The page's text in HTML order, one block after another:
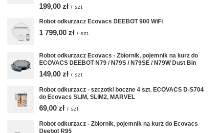
199,00 zł / szt.
Robot odkurzacz Ecovacs DEEBOT 900 WiFi
1 799,00 zł / szt.
Robot odkurzacz Ecovacs - Zbiornik, pojemnik na kurz do
ECOVACS DEEBOT N79 / N79S / N79SE / N79W Dust Bin
149,00 zł / szt.
Robot odkurzacz - szczotki boczne 4 szt. ECOVACS D-S704
do Ecovacs SLIM, SLIM2, MARVEL
69,00 zł / szt.
Robot odkurzacz - Zbiornik, pojemnik na kurz do Ecovacs
Deebot R95